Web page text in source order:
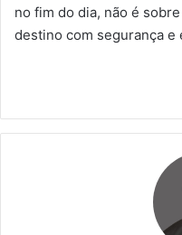
no fim do dia, não é
destino com segurança e